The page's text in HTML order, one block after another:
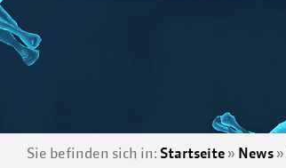
Sie befinden sich in: Startseite » News »